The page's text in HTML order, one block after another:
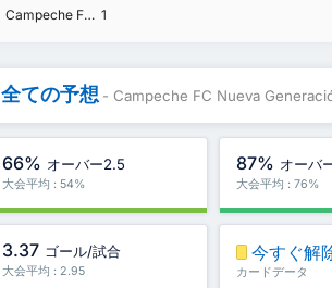
Campeche FC Nueva Generación 1
全ての予想 - Campeche FC Nueva
66% オーバー2.5
大会平均 : 54%
87% オーバ
大会平均 : 76%
3.37 ゴール/試合
大会平均 : 2.95
今すぐ解
カードデータ